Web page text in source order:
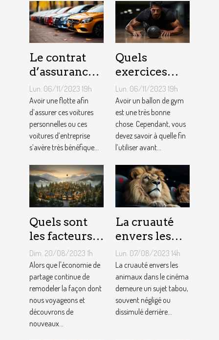
Le contrat
d’assurance
auto par
flotte : est-il
si
bénéfique ?
Lun. 06/11/2023 19h
Avoir une flotte afin
d’assurer ces voitures
personnelles ou ces
voitures d’entreprise
s’avère très bénéfique...
Quels
exercices
pouvez-vous
faire avec un
ballon de
gym ?
Lun. 06/11/2023 19h
Avoir un ballon de gym
est une très bonne
chose. Cependant, vous
devez savoir à quelle fin
l’utiliser avant...
Quels sont
les facteurs
qui sous-
tendent la
tarification
des services
de
conciergerie
Dim. 20/08/2023 1h
Alors que l'économie de
partage continue de
remodeler la façon dont
nous voyageons et
découvrons de
nouveaux...
La cruauté
envers les
animaux
dans le
cinéma : un
sujet tabou
Lun. 07/08/2023 14h
La cruauté envers les
animaux dans le cinéma
demeure un sujet tabou,
souvent négligé ou
dissimulé derrière...